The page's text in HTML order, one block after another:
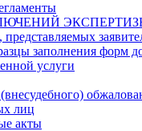
заполнения форм
услуги
лиц
акты